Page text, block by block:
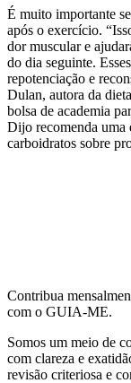
É muito importante
após o exercício.
dor muscular e
do dia seguinte.
repotenciação e
Dulan, autora da
bolsa de academia
Dijo recomenda uma
carboidratos sobre
Contribua
com o GUIA-ME.
Somos um meio de
com clareza e
revisão criteriosa e